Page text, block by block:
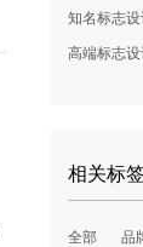
知名标志
高端标志
相关标
全部 品